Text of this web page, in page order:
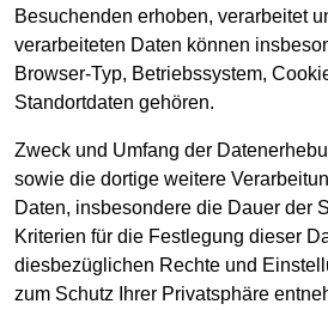
Besuchenden erhoben, verarbeitet
verarbeiteten Daten können
Browser-Typ, Betriebssystem,
Standortdaten gehören.
Zweck und Umfang der
sowie die dortige weitere
Daten, insbesondere die Dauer der
Kriterien für die Festlegung dieser
diesbezüglichen Rechte und
zum Schutz Ihrer Privatsphäre